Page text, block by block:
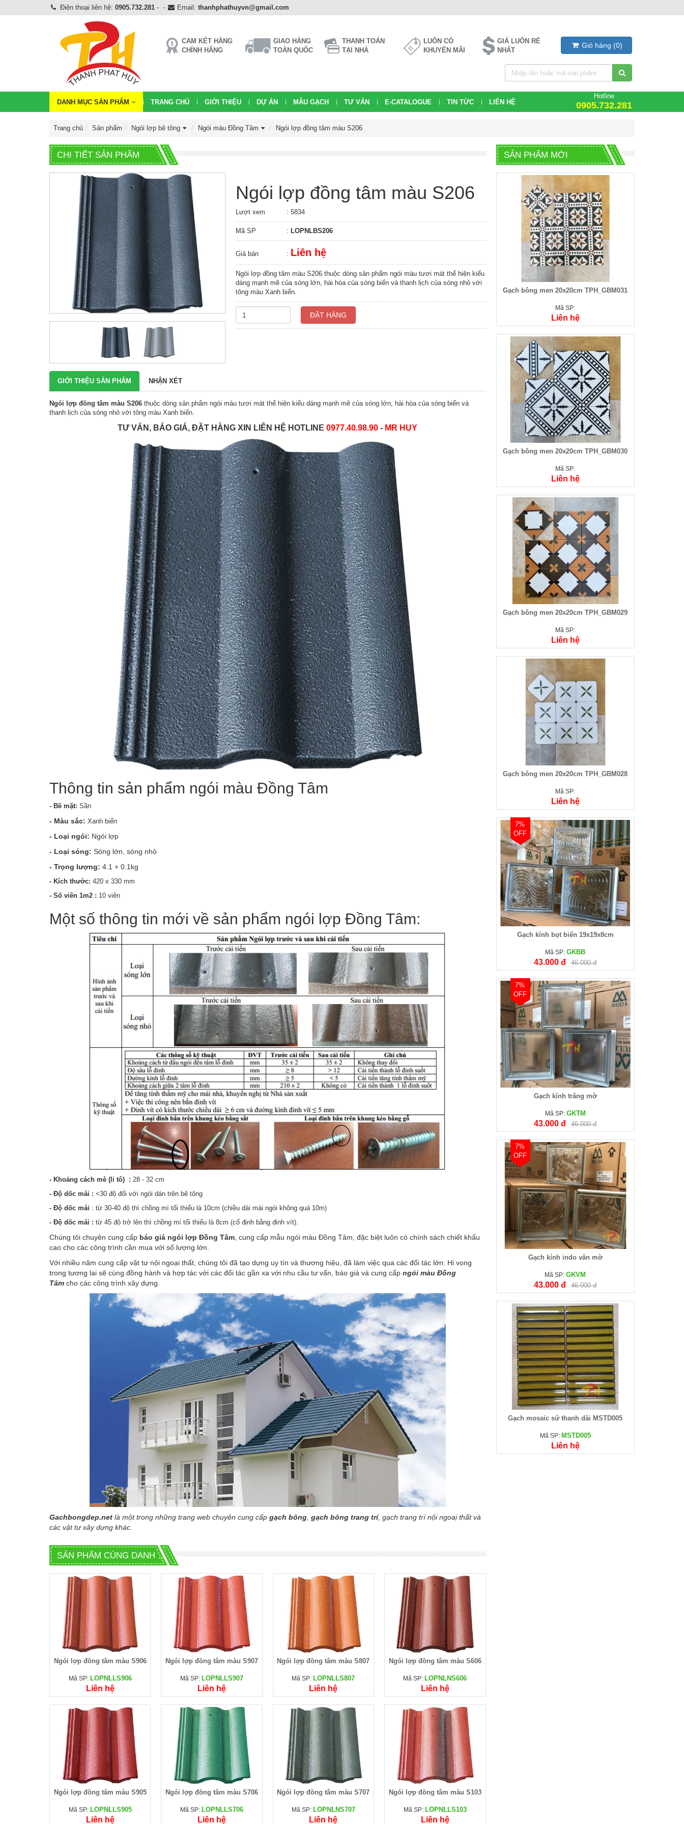
Điện thoại liên hệ: 0905.732.281- - Email:thanhphathuyvn@gmail.com
CAM KẾT HÀNG
CHÍNH HÃNG
GIAO HÀNG
TOÀN QUỐC
THANH TOÁN
TẠI NHÀ
LUÔN CÓ
KHUYẾN MÃI
GIÁ LUÔN RẺ
NHẤT
Giỏ hàng (0)
DANH MỤC SẢN PHẨM TRANG CHỦ GIỚI THIỆU DỰ ÁN MẪU GẠCH TƯ VẤN E-CATALOGUE TIN TỨC LIÊN HỆ
Hotline
0905.732.281
Trang chủ Sản phẩm Ngói lợp bê tông Ngói màu Đồng Tâm Ngói lợp đồng tâm màu S206
CHI TIẾT SẢN PHẨM
Ngói lợp đồng tâm màu S206
Lượt xem : 5834
Mã SP : LOPNLBS206
Giá bán : Liên hệ
Ngói lợp đồng tâm màu S206 thuộc dòng sản phẩm ngói màu tươi mát thể hiện kiểu
dáng mạnh mẽ của sóng lớn, hài hòa của sóng biển và thanh lịch của sóng nhỏ với
tông màu Xanh biển.
ĐẶT HÀNG
GIỚI THIỆU SẢN PHẨM NHẬN XÉT
Ngói lợp đồng tâm màu S206 thuộc dòng sản phẩm ngói màu tươi mát thể hiện kiểu dáng mạnh mẽ của sóng lớn, hài hòa của sóng biển và
thanh lịch của sóng nhỏ với tông màu Xanh biển.
TƯ VẤN, BÁO GIÁ, ĐẶT HÀNG XIN LIÊN HỆ HOTLINE0977.40.98.90 - MR HUY
Thông tin sản phẩm ngói màu Đồng Tâm
- Bề mặt: Sần
- Màu sắc: Xanh biển
- Loại ngói: Ngói lợp
- Loại sóng: Sóng lớn, sóng nhỏ
- Trọng lượng: 4.1 + 0.1kg
- Kích thước: 420 x 330 mm
- Số viên 1m2 : 10 viên
Một số thông tin mới về sản phẩm ngói lợp Đồng Tâm:
- Khoảng cách mè (li tô) : 28 - 32 cm
- Độ dốc mái : <30 độ đối với ngói dán trên bê tông
- Độ dốc mái : từ 30-40 độ thì chồng mí tối thiểu là 10cm (chiều dài mái ngói không quá 10m)
- Độ dốc mái : từ 45 độ trở lên thì chồng mí tối thiểu là 8cm (cố định bằng đinh vít).
Chúng tôi chuyên cung cấp báo giá ngói lợp Đồng Tâm , cung cấp mẫu ngói màu Đồng Tâm, đặc biệt luôn có chính sách chiết khấu
cao cho các công trình cần mua với số lượng lớn.
Với nhiều năm cung cấp vật tư nội ngoại thất, chúng tôi đã tạo dựng uy tín và thương hiệu, đã làm việc qua các đối tác lớn: Hi vọng
trong tương lai sẽ cùng đồng hành và hợp tác với các đối tác gần xa với nhu cầu tư vấn, báo giá và cung cấp ngói màu Đồng
Tâm cho các công trình xây dựng.
Gachbongdep.net là một trong những trang web chuyên cung cấp gạch bông gạch bông trang trí, gạch trang trí nội ngoaị thất và
các vật tư xây dựng khác.
SẢN PHẨM CÙNG DANH MỤC
Ngói lợp đồng tâm màu S906
Mã SP: LOPNLLS906
Liên hệ
Ngói lợp đồng tâm màu S907
Mã SP: LOPNLLS907
Liên hệ
Ngói lợp đồng tâm màu S807
Mã SP: LOPNLLS807
Liên hệ
Ngói lợp đồng tâm màu S606
Mã SP: LOPNLNS606
Liên hệ
Ngói lợp đồng tâm màu S905
Mã SP: LOPNLLS905
Liên hệ
Ngói lợp đồng tâm màu S706
Mã SP: LOPNLLS706
Liên hệ
Ngói lợp đồng tâm màu S707
Mã SP: LOPNLNS707
Liên hệ
Ngói lợp đồng tâm màu S103
Mã SP: LOPNLLS103
Liên hệ
SẢN PHẨM MỚI
Gạch bông men 20x20cm TPH_GBM031
Mã SP:
Liên hệ
Gạch bông men 20x20cm TPH_GBM030
Mã SP:
Liên hệ
Gạch bông men 20x20cm TPH_GBM029
Mã SP:
Liên hệ
Gạch bông men 20x20cm TPH_GBM028
Mã SP:
Liên hệ
7%
OFF
Gạch kính bọt biển 19x19x8cm
Mã SP:GKBB
43.000 đ 46.000 đ
7%
OFF
Gạch kính trắng mờ
Mã SP: GKTM
43.000 đ 46.000 đ
7%
OFF
Gạch kính indo vân mờ
Mã SP:GKVM
43.000 đ 46.000 đ
Gạch mosaic sứ thanh dài MSTD005
Mã SP: MSTD005
Liên hệ